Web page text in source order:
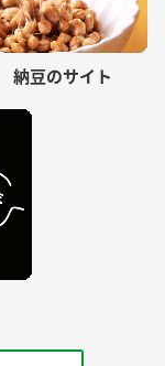
納豆のサイト